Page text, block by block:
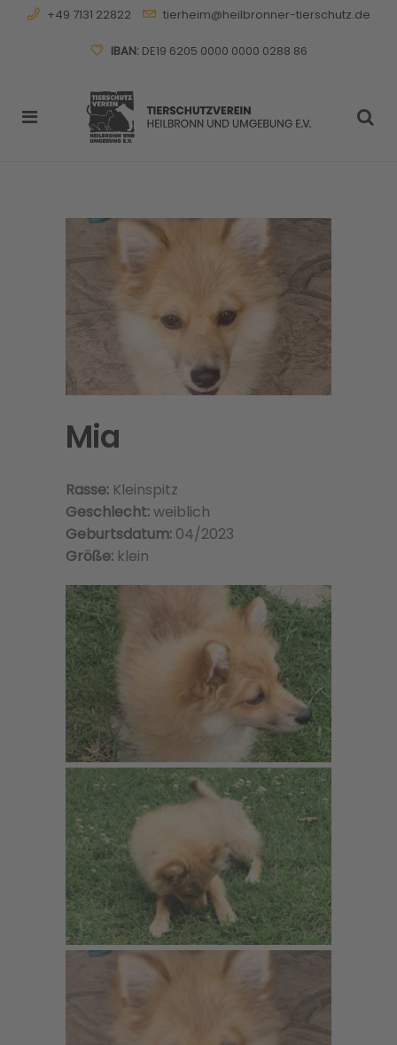
+49 7131 22822 tierheim@heilbronner-tierschutz.de
IBAN:DE19 6205 0000 0000 0288 86
Mia
Rasse: Kleinspitz
Geschlecht:weiblich
Geburtsdatum: 04/2023
Größe: klein